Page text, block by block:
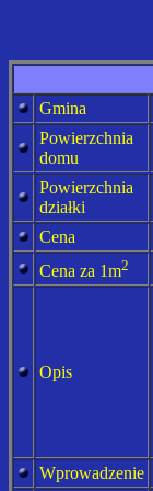
Gmina
Powierzchnia
domu
Powierzchnia
działki
Cena
Cena za 1m2
Opis
Wprowadzenie